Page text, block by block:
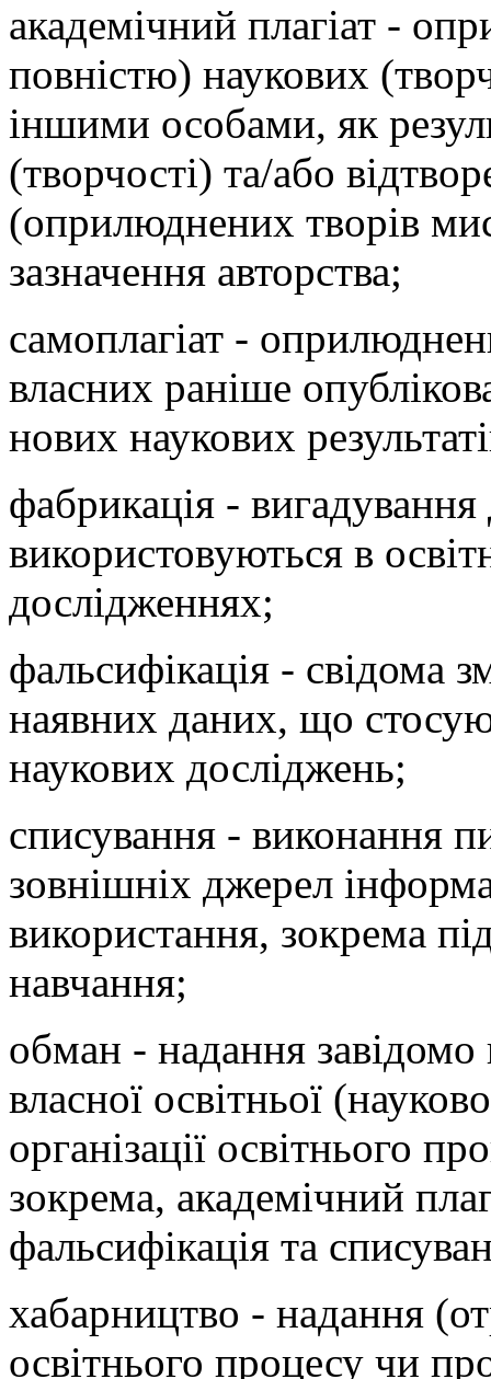
академічний плагіат -
повністю) наукових
іншими особами, як
(творчості) та/або
(оприлюднених творів
зазначення авторства;
самоплагіат -
власних раніше
нових наукових
фабрикація -
використовуються в
дослідженнях;
фальсифікація - свідома
наявних даних, що
наукових досліджень;
списування - виконання
зовнішніх джерел
використання, зокрема
навчання;
обман - надання
власної освітньої
організації освітнього
зокрема, академічний
фальсифікація та
хабарництво - надання
освітнього процесу чи